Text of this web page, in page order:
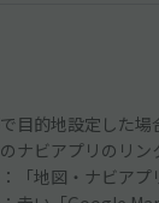
目的地設定した場
ナビアプリのリン
「地図・ナビア